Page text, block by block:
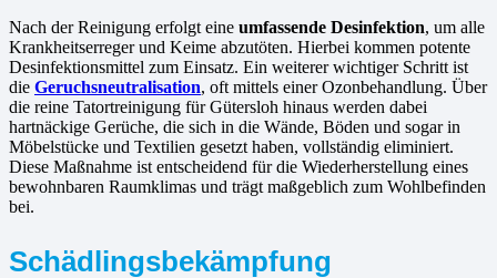
Nach der Reinigung erfolgt eine umfassende Desinfektion, um alle
Krankheitserreger und Keime abzutöten. Hierbei kommen potente
Desinfektionsmittel zum Einsatz. Ein weiterer wichtiger Schritt ist
die Geruchsneutralisation, oft mittels einer Ozonbehandlung. Über
die reine Tatortreinigung für Gütersloh hinaus werden dabei
hartnäckige Gerüche, die sich in die Wände, Böden und sogar in
Möbelstücke und Textilien gesetzt haben, vollständig eliminiert.
Diese Maßnahme ist entscheidend für die Wiederherstellung eines
bewohnbaren Raumklimas und trägt maßgeblich zum Wohlbefinden
bei.
Schädlingsbekämpfung